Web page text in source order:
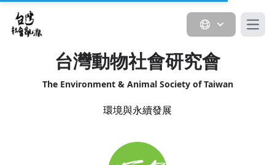
台灣動物社會研究會
The Environment & Animal Society of Taiwan
環境與永續發展